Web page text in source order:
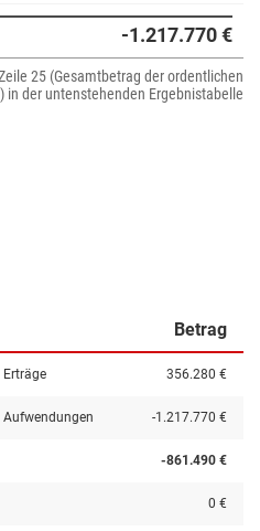
-1.217.770 €
25 (Gesamtbetrag der ordentlichen
in der untenstehenden Ergebnistabelle
Betrag
356.280 €
-1.217.770 €
-861.490 €
0 €